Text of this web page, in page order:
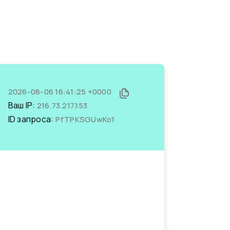
2026-08-06 16:41:25 +0000
Ваш IP: 216.73.217.153
ID запроса: PfTPKSGUwKo1